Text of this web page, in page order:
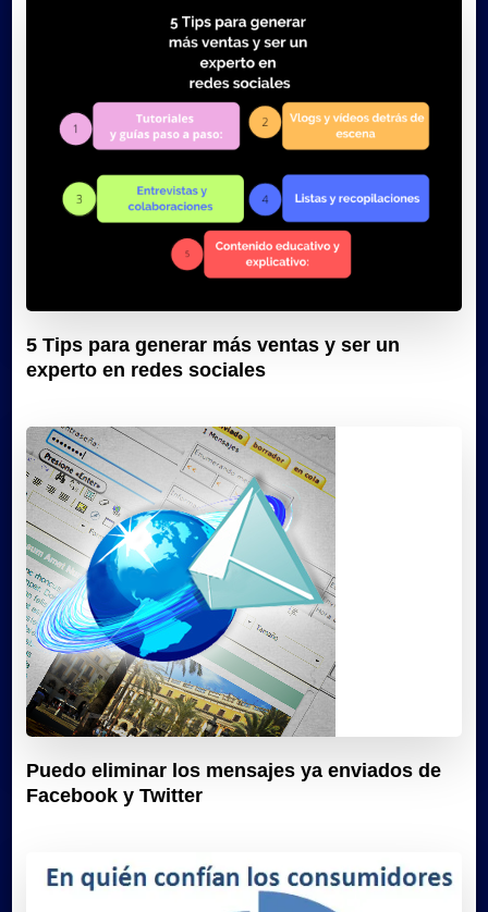
5 Tips para generar más ventas y ser un
experto en redes sociales
Puedo eliminar los mensajes ya enviados de
Facebook y Twitter